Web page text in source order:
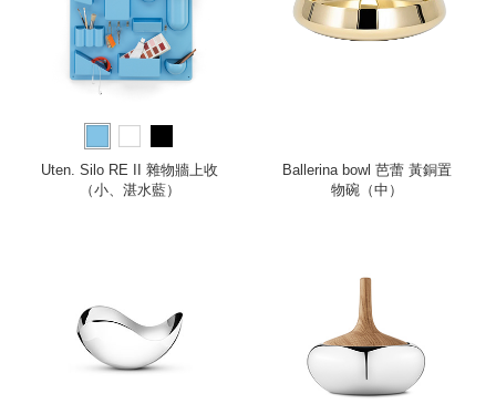
Uten. Silo RE II 雜物牆上收
（小、湛水藍）
Ballerina bowl 芭蕾 黃銅置
物碗（中）